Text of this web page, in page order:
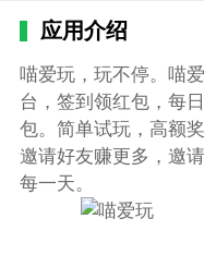
应用介绍
喵爱玩，玩不停。喵
台，签到领红包，每
包。简单试玩，高额
邀请好友赚更多，邀
每一天。